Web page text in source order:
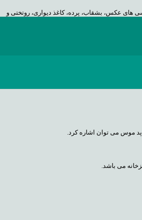
های عکس، بشقاب، پرده، کاغذ دیواری، روتختی و
تبدیل به بخار میشود و بخار ایجاد شده بر
پد موس می توان اشاره کرد.
می باشد.